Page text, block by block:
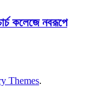
কলেজে নবরূপে
Themes.